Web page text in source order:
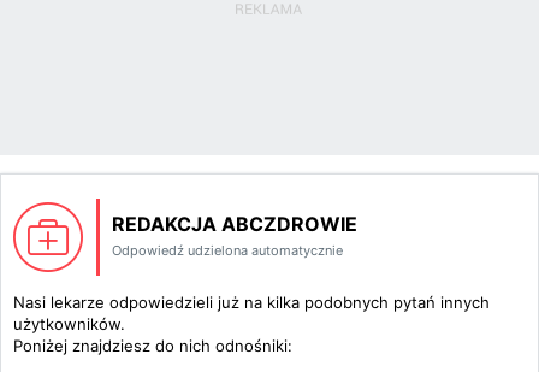
REDAKCJA ABCZDROWIE
Odpowiedź udzielona automatycznie
Nasi lekarze odpowiedzieli już na kilka podobnych pytań innych
użytkowników.
Poniżej znajdziesz do nich odnośniki: